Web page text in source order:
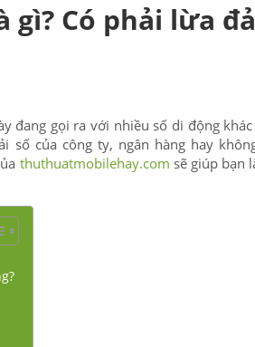
gì? Có phải lừa
đang gọi ra với nhiều số di động
số của công ty, ngân hàng hay
thuthuatmobilehay.com sẽ giúp bạn